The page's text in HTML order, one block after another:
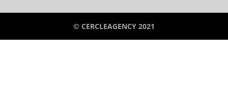
© CERCLEAGENCY 2021